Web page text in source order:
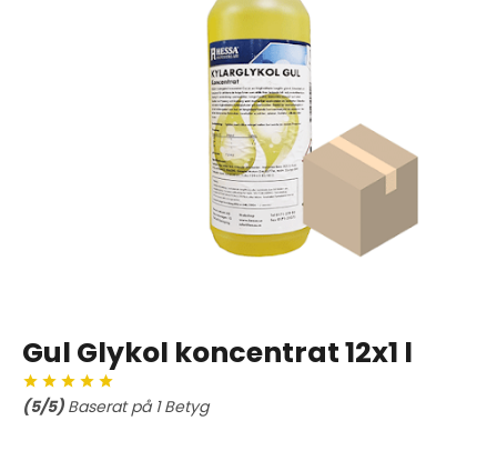
Gul Glykol koncentrat 12x1 l
(5/5) Baserat på 1Betyg